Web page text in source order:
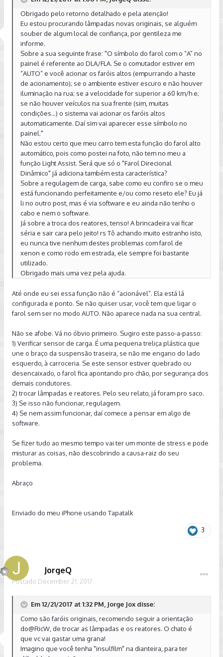
Obrigado pelo retorno detalhado e pela atenção!
Eu estou procurando lâmpadas novas originais, se alguém
souber de algum local de confiança, por gentileza me
informe.
Sobre a sua seguinte frase: "O símbolo do farol com o “A” no
painel é referente ao DLA/FLA. Se o comutador estiver em
“AUTO” e você acionar os faróis altos (empurrando a haste
de acionamento); se o ambiente estiver escuro e não houver
iluminação na rua; se a velocidade for superior a 60 km/h e;
se não houver veículos na sua frente (sim, muitas
condições...) o sistema vai acionar os faróis altos
automaticamente. Daí sim vai aparecer esse símbolo no
painel."
Não estou certo que meu carro tem esta função do farol alto
automático, pois como postei na foto, não tem no meu a
função Light Assist. Será que só o "Farol Direcional
Dinâmico" já adiciona também esta característica?
Sobre a regulagem de carga, sabe como eu confiro se o meu
está funcionando perfeitamente e/ou como reseto ele? Eu já
li no outro post, mas é via software e eu ainda não tenho o
cabo e nem o software.
Já sobre a troca dos reatores, tenso! A brincadeira vai ficar
séria e sair cara pelo jeito! rs Tô achando muito estranho isto,
eu nunca tive nenhum destes problemas com farol de
xenon e como rodo em estrada, ele sempre foi bastante
utilizado.
Obrigado mais uma vez pela ajuda.
Até onde eu sei essa função não é “acionável”. Ela está lá
configurada e ponto. Se não quiser usar, você tem que ligar o
farol sem ser no modo AUTO. Não aparece nada na sua central.
Não se afobe. Vá no óbvio primeiro. Sugiro este passo-a-passo:
1) Verificar sensor de carga. É uma pequena treliça plástica que
une o braço da suspensão traseira, se não me engano do lado
esquerdo, à carroceria. Se este sensor estiver quebrado ou
desencaixado, o farol fica apontando pro chão, por segurança dos
demais condutores.
2) trocar lâmpadas e reatores. Pelo seu relato, já foram pro saco.
3) Se isso não funcionar, regulagem.
4) Se nem assim funcionar, daí comece a pensar em algo de
software.
Se fizer tudo ao mesmo tempo vai ter um monte de stress e pode
misturar as coisas, não descobrindo a causa-raiz do seu
problema.
Abraço
Enviado do meu iPhone usando Tapatalk
3
JorgeQ
Postado December 21, 2017
Em 12/21/2017 at 1:32 PM, Jorge Jox disse:
Como são faróis originais, recomendo seguir a orientação
do@RicW , de trocar as lâmpadas e os reatores. O chato é
que vc vai gastar uma grana!
Imagino que você tenha "insulfilm" na dianteira, para ter